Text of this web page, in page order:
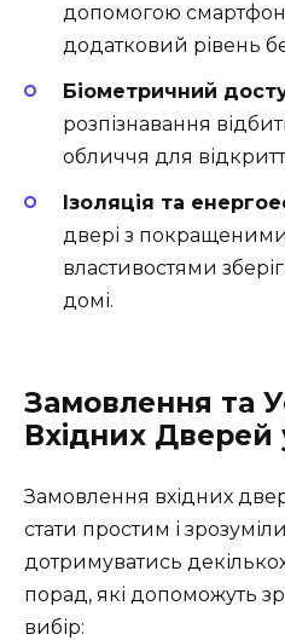
допомогою
додатковий рівень
Біометричний
розпізнавання
обличчя для
Ізоляція та
двері з
властивостями
домі.
Замовлення та
Вхідних Дверей
Замовлення вхідних
стати простим і
дотримуватись
порад, які допоможуть
вибір: